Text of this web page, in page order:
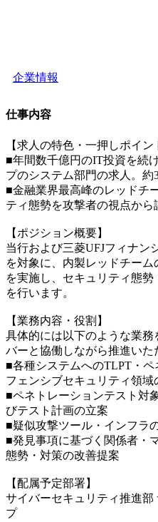
企業情報
仕事内容
【求人の特色・一押しポイン
■年間数千億円のIT投資を続
プのシステム部門の求人。約
■金融業界最高峰のレッドチ
ティ態勢を攻撃者の視点から
【ポジション概要】
当行および三菱UFJフィナン
を対象に、内製レッドチー
を実施し、セキュリティ態
を行います。
【業務内容・役割】
具体的には以下のような業
バーと協働しながら推進いた
■各種システムへのTLPT・
フェンシブセキュリティ領域
■ペネトレーションテスト対
びテスト計画の立案
■疑似攻撃ツール・インフラ
■発見事項に基づく関係者・
態勢・対策の改善提案
【配属予定部署】
サイバーセキュリティ推進
プ